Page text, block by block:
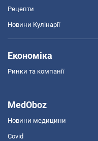
Рецепти
Новини Кулінарії
Економіка
Ринки та компанії
MedOboz
Новини медицини
Covid